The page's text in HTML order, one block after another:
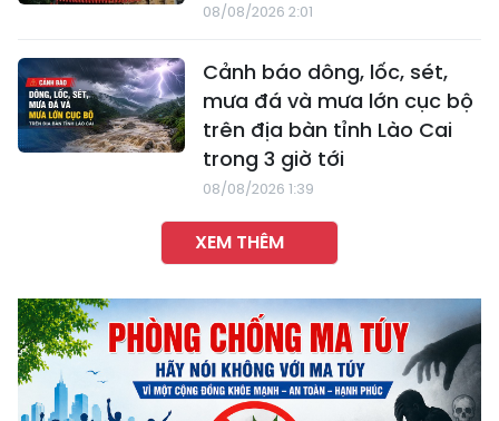
08/08/2026 2:01
Cảnh báo dông, lốc, sét,
mưa đá và mưa lớn cục bộ
trên địa bàn tỉnh Lào Cai
trong 3 giờ tới
08/08/2026 1:39
XEM THÊM